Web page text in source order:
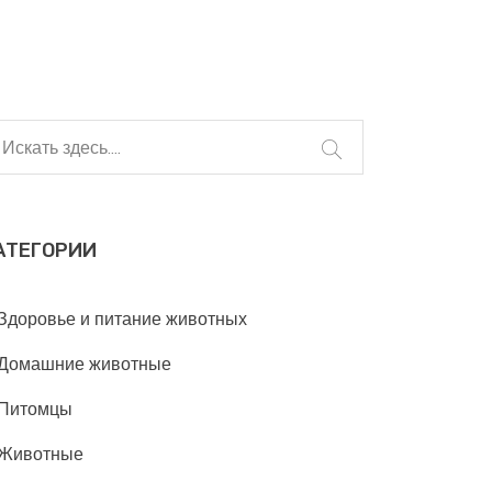
и питание животных
животные